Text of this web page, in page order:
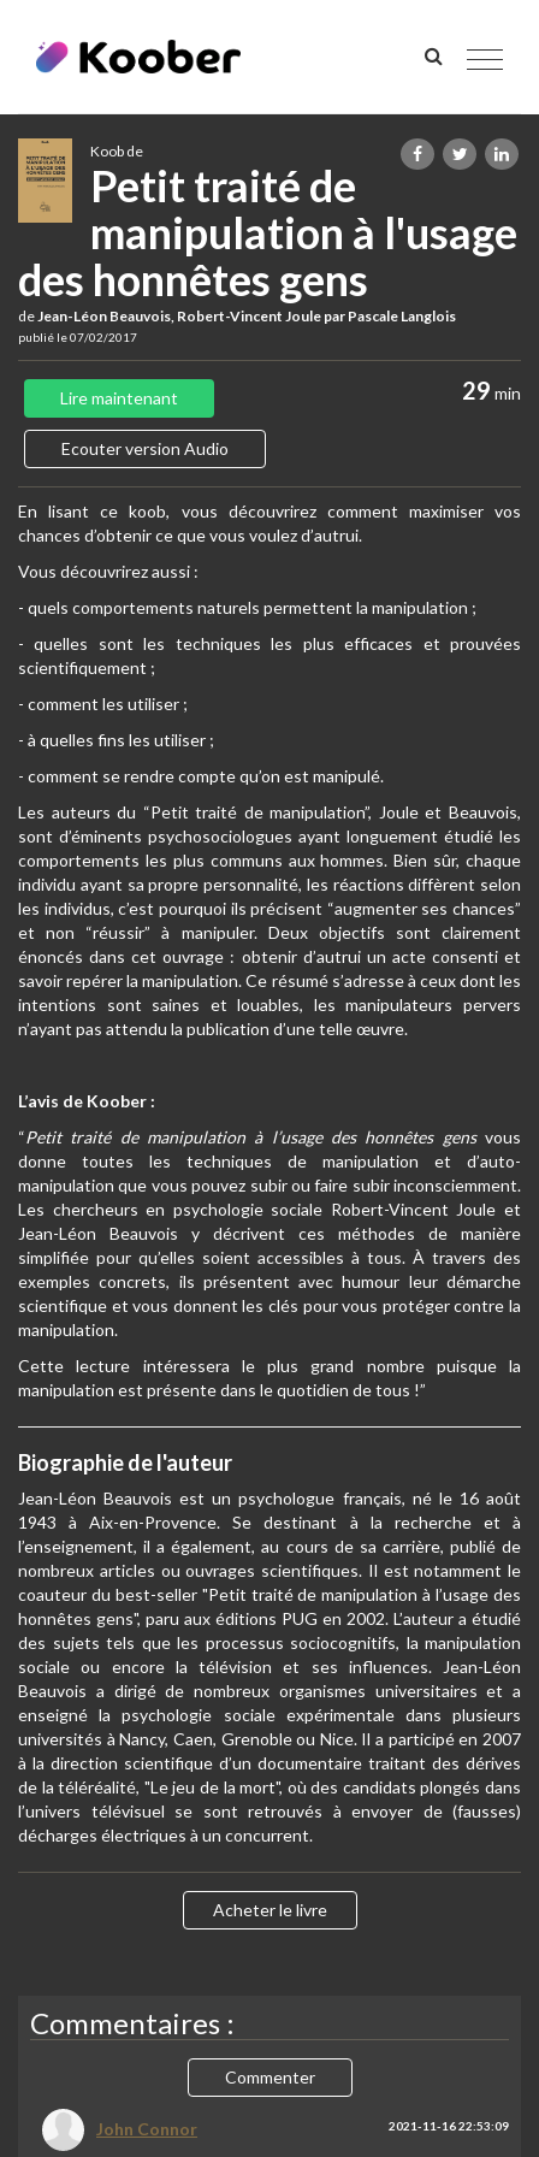
Toggle
Koob de
Petit traité de
manipulation à l'usage
des honnêtes gens
deJean-Léon Beauvois, Robert-Vincent Joule par Pascale Langlois
publié le 07/02/2017
29 min
Lire maintenant
Ecouter version Audio
En lisant ce koob, vous découvrirez comment maximiser vos
chances d’obtenir ce que vous voulez d’autrui.
Vous découvrirez aussi :
- quels comportements naturels permettent la manipulation ;
- quelles sont les techniques les plus efficaces et prouvées
scientifiquement ;
- comment les utiliser ;
- à quelles fins les utiliser ;
- comment se rendre compte qu’on est manipulé.
Les auteurs du “Petit traité de manipulation”, Joule et Beauvois,
sont d’éminents psychosociologues ayant longuement étudié les
comportements les plus communs aux hommes. Bien sûr, chaque
individu ayant sa propre personnalité, les réactions diffèrent selon
les individus, c’est pourquoi ils précisent “augmenter ses chances”
et non “réussir” à manipuler. Deux objectifs sont clairement
énoncés dans cet ouvrage : obtenir d’autrui un acte consenti et
savoir repérer la manipulation. Ce résumé s’adresse à ceux dont les
intentions sont saines et louables, les manipulateurs pervers
n’ayant pas attendu la publication d’une telle œuvre.
L’avis de Koober :
“Petit traité de manipulation à l’usage des honnêtes gens vous
donne toutes les techniques de manipulation et d’auto-
manipulation que vous pouvez subir ou faire subir inconsciemment.
Les chercheurs en psychologie sociale Robert-Vincent Joule et
Jean-Léon Beauvois y décrivent ces méthodes de manière
simplifiée pour qu’elles soient accessibles à tous. À travers des
exemples concrets, ils présentent avec humour leur démarche
scientifique et vous donnent les clés pour vous protéger contre la
manipulation.
Cette lecture intéressera le plus grand nombre puisque la
manipulation est présente dans le quotidien de tous !”
Biographie de l'auteur
Jean-Léon Beauvois est un psychologue français, né le 16 août
1943 à Aix-en-Provence. Se destinant à la recherche et à
l’enseignement, il a également, au cours de sa carrière, publié de
nombreux articles ou ouvrages scientifiques. Il est notamment le
coauteur du best-seller "Petit traité de manipulation à l’usage des
honnêtes gens", paru aux éditions PUG en 2002. L’auteur a étudié
des sujets tels que les processus sociocognitifs, la manipulation
sociale ou encore la télévision et ses influences. Jean-Léon
Beauvois a dirigé de nombreux organismes universitaires et a
enseigné la psychologie sociale expérimentale dans plusieurs
universités à Nancy, Caen, Grenoble ou Nice. Il a participé en 2007
à la direction scientifique d’un documentaire traitant des dérives
de la téléréalité, "Le jeu de la mort", où des candidats plongés dans
l’univers télévisuel se sont retrouvés à envoyer de (fausses)
décharges électriques à un concurrent.
Acheter le livre
Commentaires :
Commenter
John Connor 2021-11-16 22:53:09